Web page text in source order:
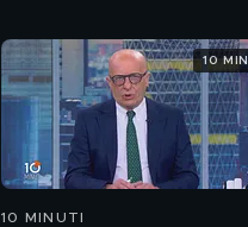
10 MINUTI
10 MIN